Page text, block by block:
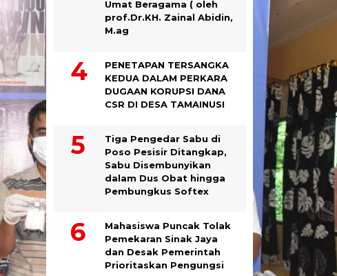
Umat Beragama ( oleh
prof.Dr.KH. Zainal Abidin,
M.ag
PENETAPAN TERSANGKA
KEDUA DALAM PERKARA
DUGAAN KORUPSI DANA
CSR DI DESA TAMAINUSI
Tiga Pengedar Sabu di
Poso Pesisir Ditangkap,
Sabu Disembunyikan
dalam Dus Obat hingga
Pembungkus Softex
Mahasiswa Puncak Tolak
Pemekaran Sinak Jaya
dan Desak Pemerintah
Prioritaskan Pengungsi